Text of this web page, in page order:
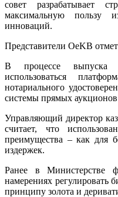
совет разрабатывает
максимальную пользу
инноваций.
Представители OeKB
В процессе выпуска
использоваться
нотариального
системы прямых
Управляющий директор
считает, что
преимущества – как для
издержек.
Ранее в Министерстве
намерениях регулировать
принципу золота и